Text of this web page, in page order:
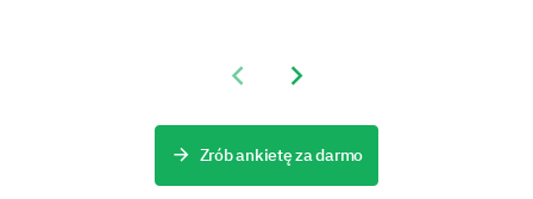
Previous slide
Next slide
Zrób ankietę za darmo